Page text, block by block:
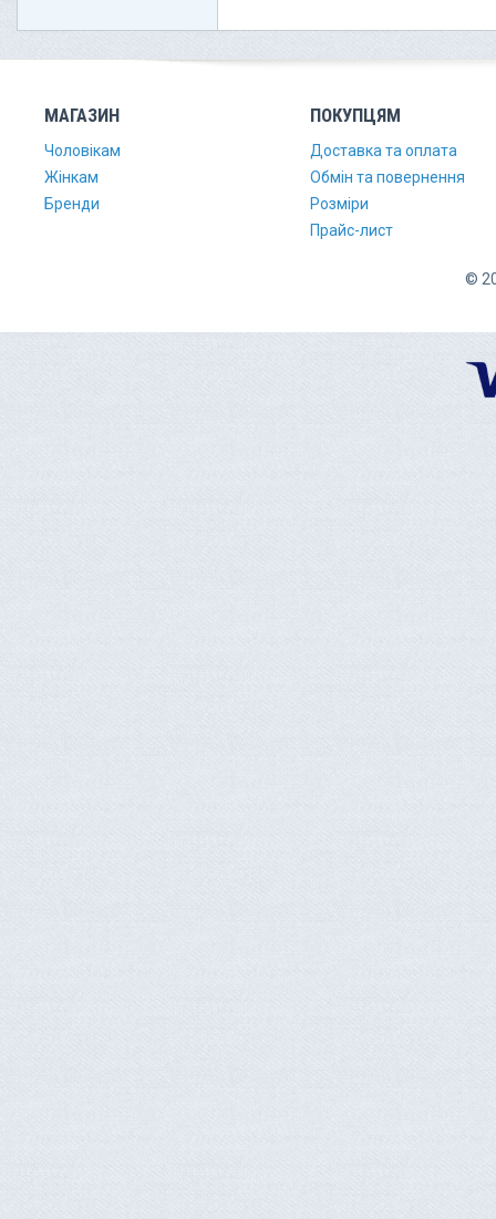
МАГАЗИН
Чоловікам
Жінкам
Бренди
ПОКУПЦЯМ
Доставка та оплата
Обмін та повернення
Розміри
Прайс-лист
©